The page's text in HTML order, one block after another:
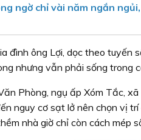
ngờ chỉ vài năm ngắn
đình ông Lợi, dọc theo tuyến
nhưng vẫn phải sống trong
Phòng, ngụ ấp Xóm Tắc,
nguy cơ sạt lở nên chọn vị
nhà giờ chỉ còn cách mép